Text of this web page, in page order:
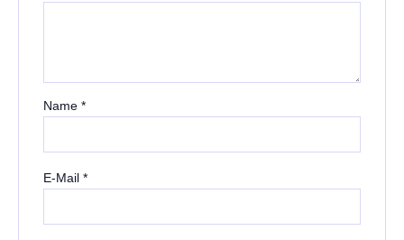
Name *
E-Mail *